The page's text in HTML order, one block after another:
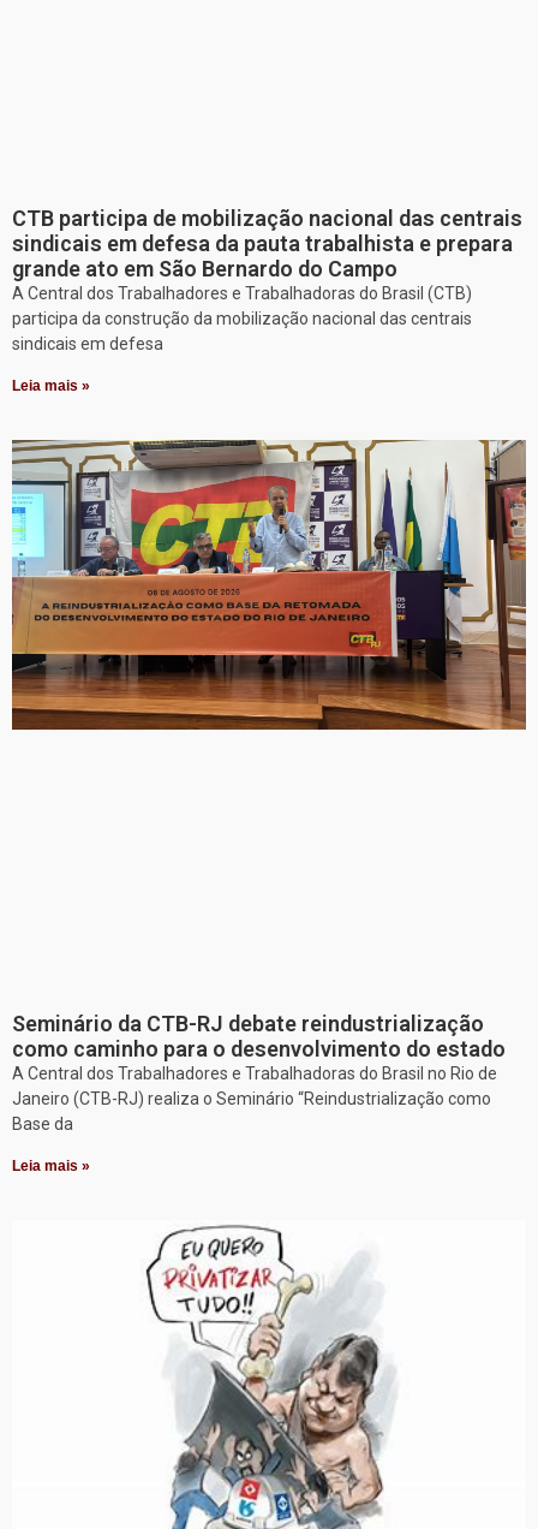
CTB participa de mobilização nacional das centrais
sindicais em defesa da pauta trabalhista e prepara
grande ato em São Bernardo do Campo
A Central dos Trabalhadores e Trabalhadoras do Brasil (CTB)
participa da construção da mobilização nacional das centrais
sindicais em defesa
Leia mais »
Seminário da CTB-RJ debate reindustrialização
como caminho para o desenvolvimento do estado
A Central dos Trabalhadores e Trabalhadoras do Brasil no Rio de
Janeiro (CTB-RJ) realiza o Seminário “Reindustrialização como
Base da
Leia mais »